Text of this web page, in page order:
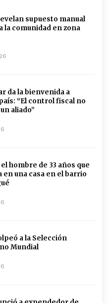
supuesto manual
la comunidad en zona
da la bienvenida a
“El control fiscal no
aliado”
hombre de 33 años que
en una casa en el barrio
a la Selección
Mundial